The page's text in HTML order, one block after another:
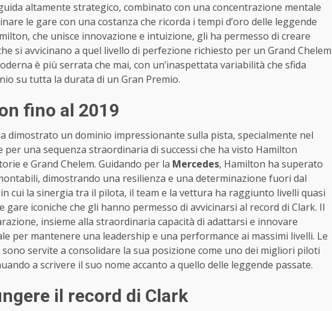
altamente strategico, combinato con una concentrazione mentale
le gare con una costanza che ricorda i tempi d’oro delle leggende
che unisce innovazione e intuizione, gli ha permesso di creare
si avvicinano a quel livello di perfezione richiesto per un Grand
è più serrata che mai, con un’inaspettata variabilità che sfida
su tutta la durata di un Gran Premio.
fino al 2019
dimostrato un dominio impressionante sulla pista, specialmente nel
una sequenza straordinaria di successi che ha visto Hamilton
e Grand Chelem. Guidando per la Mercedes, Hamilton ha superato
dimostrando una resilienza e una determinazione fuori dal
cui la sinergia tra il pilota, il team e la vettura ha raggiunto livelli quasi
iconiche che gli hanno permesso di avvicinarsi al record di Clark. Il
insieme alla straordinaria capacità di adattarsi e innovare
per mantenere una leadership e una performance ai massimi livelli. Le
servite a consolidare la sua posizione come uno dei migliori piloti
a scrivere il suo nome accanto a quello delle leggende passate.
il record di Clark